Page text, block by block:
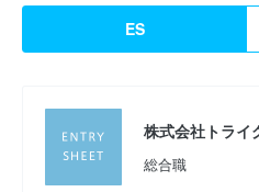
ES
株式会社トライ
総合職